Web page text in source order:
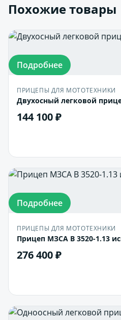
Похожие товары
Подробнее
ПРИЦЕПЫ ДЛЯ МОТОТЕХНИКИ
Двухосный легковой
144 100 ₽
Подробнее
ПРИЦЕПЫ ДЛЯ МОТОТЕХНИКИ
Прицеп МЗСА B 3520-1.13
276 400 ₽